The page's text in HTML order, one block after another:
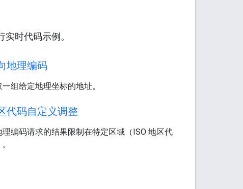
时代码示例。
地理编码
一组给定地理坐标的地址。
代码自定义调整
理编码请求的结果限制在特定区域（ISO 地区代